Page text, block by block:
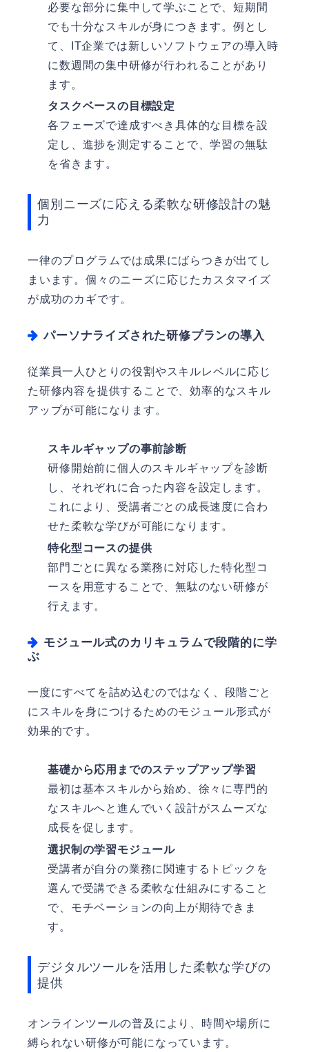
必要な部分に集中して学ぶことで、短期間
でも十分なスキルが身につきます。例とし
て、IT企業では新しいソフトウェアの導入時
に数週間の集中研修が行われることがあり
ます。
タスクベースの目標設定
各フェーズで達成すべき具体的な目標を設
定し、進捗を測定することで、学習の無駄
を省きます。
個別ニーズに応える柔軟な研修設計の魅
力
一律のプログラムでは成果にばらつきが出てし
まいます。個々のニーズに応じたカスタマイズ
が成功のカギです。
パーソナライズされた研修プランの導入
従業員一人ひとりの役割やスキルレベルに応じ
た研修内容を提供することで、効率的なスキル
アップが可能になります。
スキルギャップの事前診断
研修開始前に個人のスキルギャップを診断
し、それぞれに合った内容を設定します。
これにより、受講者ごとの成長速度に合わ
せた柔軟な学びが可能になります。
特化型コースの提供
部門ごとに異なる業務に対応した特化型コ
ースを用意することで、無駄のない研修が
行えます。
モジュール式のカリキュラムで段階的に学
ぶ
一度にすべてを詰め込むのではなく、段階ごと
にスキルを身につけるためのモジュール形式が
効果的です。
基礎から応用までのステップアップ学習
最初は基本スキルから始め、徐々に専門的
なスキルへと進んでいく設計がスムーズな
成長を促します。
選択制の学習モジュール
受講者が自分の業務に関連するトピックを
選んで受講できる柔軟な仕組みにすること
で、モチベーションの向上が期待できま
す。
デジタルツールを活用した柔軟な学びの
提供
オンラインツールの普及により、時間や場所に
縛られない研修が可能になっています。